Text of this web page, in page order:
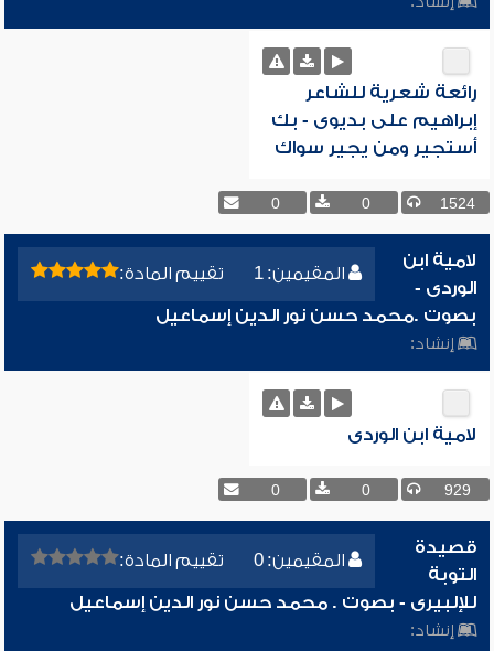
رائعة شعرية للشاعر
إبراهيم على بديوى - بك
أستجير ومن يجير سواك
1524
0
0
المقيمين: 1 تقييم المادة:
لامية ابن
الوردى -
بصوت .محمد حسن نور الدين إسماعيل
إنشاد:
لامية ابن الوردى
929
0
0
المقيمين: 0 تقييم المادة:
قصيدة
التوبة
للإلبيرى - بصوت . محمد حسن نور الدين إسماعيل
إنشاد: